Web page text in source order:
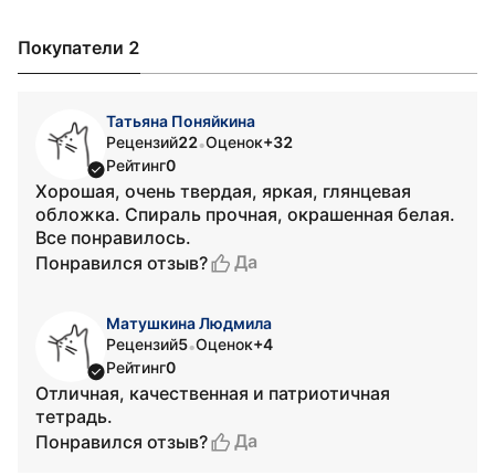
Покупатели 2
Татьяна Поняйкина
Рецензий22•Оценок+32
Рейтинг0
Хорошая, очень твердая, яркая, глянцевая
обложка. Спираль прочная, окрашенная белая.
Все понравилось.
Понравился отзыв?
Да
Матушкина Людмила
Рецензий5•Оценок+4
Рейтинг0
Отличная, качественная и патриотичная
тетрадь.
Понравился отзыв?
Да